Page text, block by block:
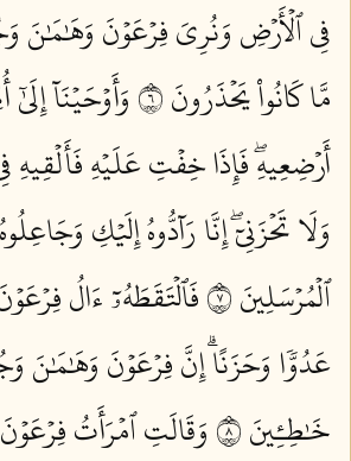
فِي ٱلۡأَرۡضِ وَنُرِيَ فِرۡعَوۡنَ وَهَٰمَٰنَ
مَّا كَانُواْ يَحۡذَرُونَ ٦
وَأَوۡحَيۡنَآ
أَرۡضِعِيهِۖ فَإِذَا خِفۡتِ عَلَيۡهِ فَأَلۡقِيهِ
وَلَا تَحۡزَنِيٓۖ إِنَّا رَآدُّوهُ إِلَيۡكِ
ٱلۡمُرۡسَلِينَ ٧
فَٱلۡتَقَطَهُۥٓ ءَالُ
عَدُوّٗا وَحَزَنًاۗ إِنَّ فِرۡعَوۡنَ وَهَٰمَٰنَ
خَٰطِـِٔينَ ٨
وَقَالَتِ ٱمۡرَأَتُ